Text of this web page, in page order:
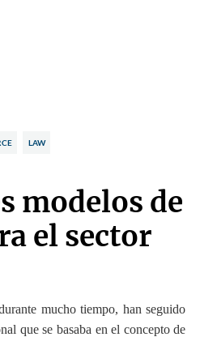
LAW
modelos de
el sector
mucho tiempo, han seguido
que se basaba en el concepto de